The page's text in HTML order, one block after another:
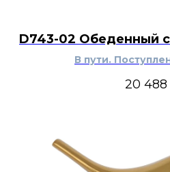
D743-02 Обеденный
В пути.
20 488